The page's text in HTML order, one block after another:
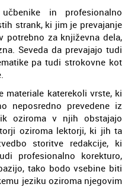
in profesionalno
strank, ki jim je prevajanje
potrebno za književna dela,
Seveda da prevajajo tudi
pa tudi strokovne kot
materiale katerekoli vrste, ki
neposredno prevedene iz
oziroma v njih obstajajo
oziroma lektorji, ki jih ta
storitve redakcije, ki
profesionalno korekturo,
tako bodo vsebine biti
jeziku oziroma njegovim